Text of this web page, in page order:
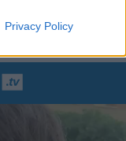
Privacy Policy